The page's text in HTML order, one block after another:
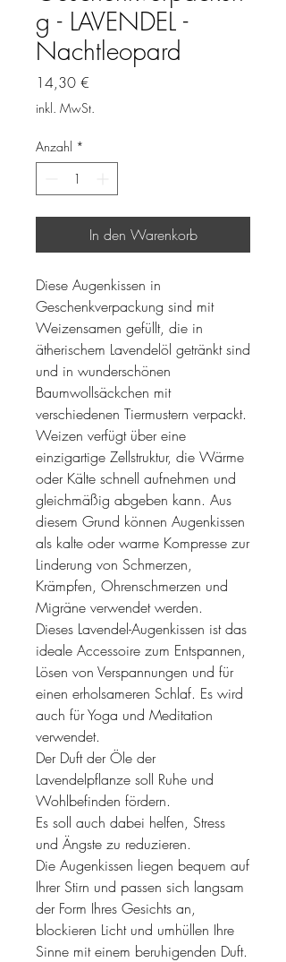
g - LAVENDEL -
Nachtleopard
14,30 €
inkl. MwSt.
Anzahl *
In den Warenkorb
Diese Augenkissen in
Geschenkverpackung sind mit
Weizensamen gefüllt, die in
ätherischem Lavendelöl getränkt sind
und in wunderschönen
Baumwollsäckchen mit
verschiedenen Tiermustern verpackt.
Weizen verfügt über eine
einzigartige Zellstruktur, die Wärme
oder Kälte schnell aufnehmen und
gleichmäßig abgeben kann. Aus
diesem Grund können Augenkissen
als kalte oder warme Kompresse zur
Linderung von Schmerzen,
Krämpfen, Ohrenschmerzen und
Migräne verwendet werden.
Dieses Lavendel-Augenkissen ist das
ideale Accessoire zum Entspannen,
Lösen von Verspannungen und für
einen erholsameren Schlaf. Es wird
auch für Yoga und Meditation
verwendet.
Der Duft der Öle der
Lavendelpflanze soll Ruhe und
Wohlbefinden fördern.
Es soll auch dabei helfen, Stress
und Ängste zu reduzieren.
Die Augenkissen liegen bequem auf
Ihrer Stirn und passen sich langsam
der Form Ihres Gesichts an,
blockieren Licht und umhüllen Ihre
Sinne mit einem beruhigenden Duft.